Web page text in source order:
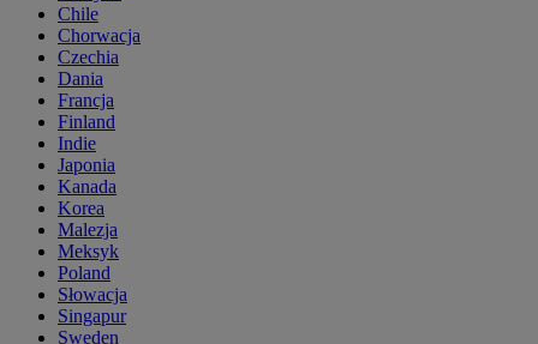
Chile
Chorwacja
Czechia
Dania
Francja
Finland
Indie
Japonia
Kanada
Korea
Malezja
Meksyk
Poland
Słowacja
Singapur
Sweden